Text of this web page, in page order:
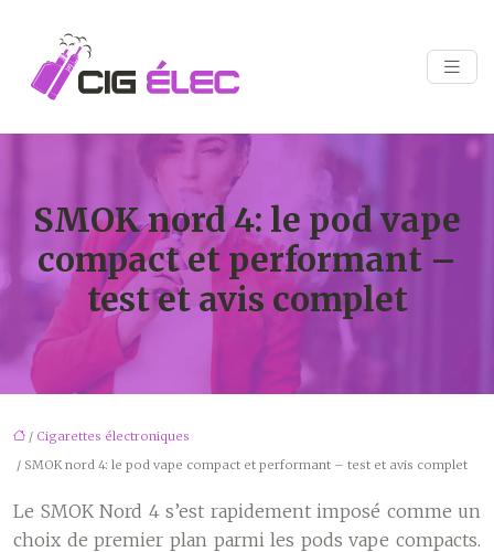
SMOK nord 4: le pod vape
compact et performant –
test et avis complet
/ Cigarettes électroniques
/ SMOK nord 4: le pod vape compact et performant – test et avis complet
Le SMOK Nord 4 s’est rapidement imposé comme un
choix de premier plan parmi les pods vape compacts.